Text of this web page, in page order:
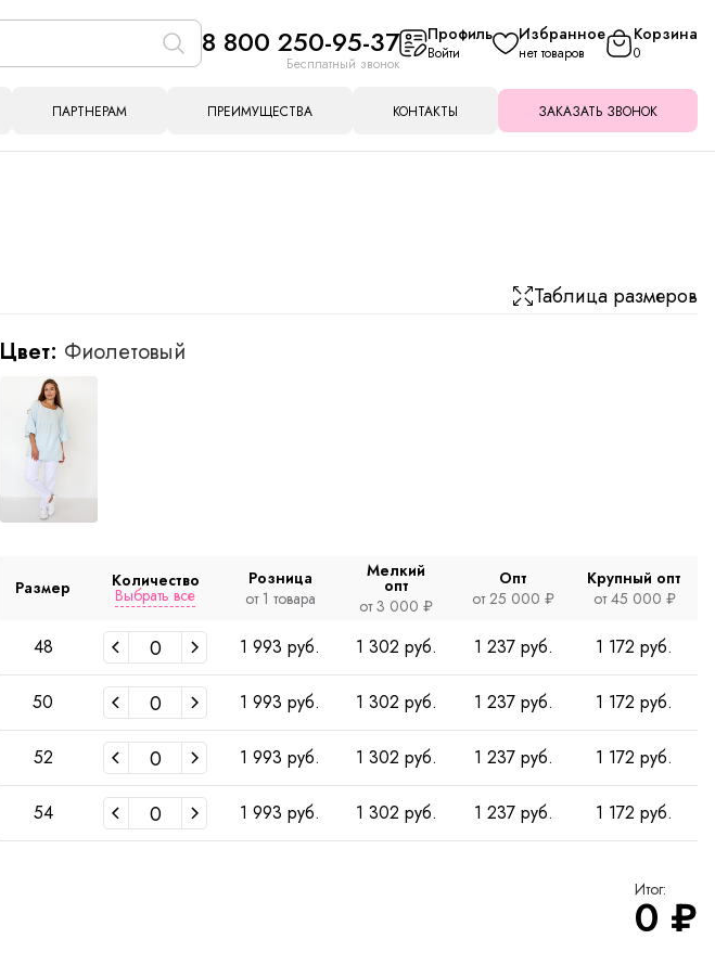
8 800 250-95-37
Бесплатный звонок
Профиль
Войти
Избранное
нет товаров
Корзина
0
ПАРТНЕРАМ ПРЕИМУЩЕСТВА КОНТАКТЫ ЗАКАЗАТЬ ЗВОНОК
Таблица размеров
Цвет: Фиолетовый
Размер Количество
Выбрать все
Розница
от 1 товара
Мелкий
опт
от 3 000 ₽
Опт
от 25 000 ₽
Крупный опт
от 45 000 ₽
48 1 993 руб. 1 302 руб. 1 237 руб. 1 172 руб.
50 1 993 руб. 1 302 руб. 1 237 руб. 1 172 руб.
52 1 993 руб. 1 302 руб. 1 237 руб. 1 172 руб.
54 1 993 руб. 1 302 руб. 1 237 руб. 1 172 руб.
Итог:
0 ₽